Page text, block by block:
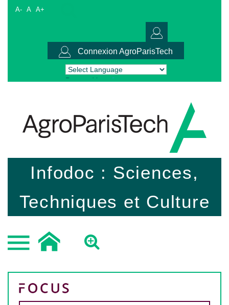
A- A A+
Connexion AgroParisTech
Powered by Translate
Infodoc : Sciences,
Techniques et Culture